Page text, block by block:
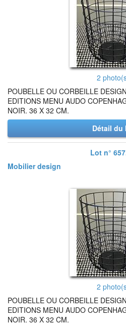
2
POUBELLE OU CORBEILLE
EDITIONS MENU AUDO
NOIR. 36 X 32 CM.
Détail du
Lot n°
Mobilier design
2
POUBELLE OU CORBEILLE
EDITIONS MENU AUDO
NOIR. 36 X 32 CM.